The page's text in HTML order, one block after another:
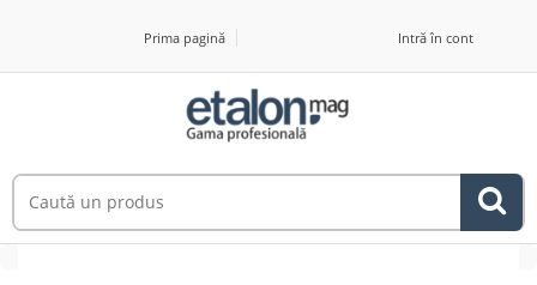
Prima pagină Intră în cont